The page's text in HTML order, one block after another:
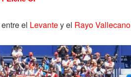
el Levantey el Rayo Vallecano